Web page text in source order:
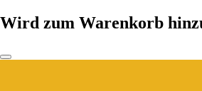
Wird zum Warenkorb